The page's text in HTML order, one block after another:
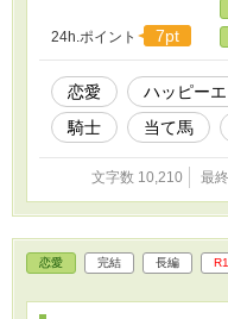
24h.ポイント 7pt
恋愛 ハッピー
騎士
当て馬
文字数 10,210 最
恋愛 完結 長編